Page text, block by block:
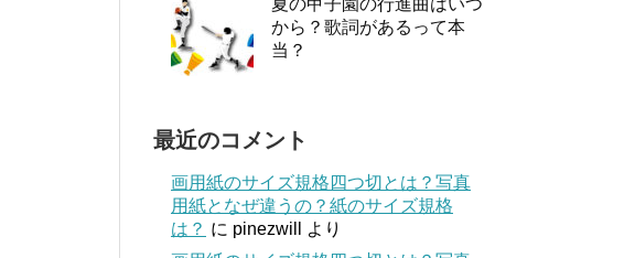
夏の甲子園の行進曲はいつ
から？歌詞があるって本
当？
最近のコメント
画用紙のサイズ規格四つ切とは？写真
用紙となぜ違うの？紙のサイズ規格
は？ に pinezwill
より